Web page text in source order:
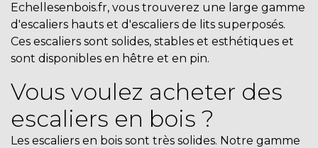
Echellesenbois.fr, vous trouverez une large gamme
d'escaliers hauts et d'escaliers de lits superposés.
Ces escaliers sont solides, stables et esthétiques et
sont disponibles en hêtre et en pin.
Vous voulez acheter des
escaliers en bois ?
Les escaliers en bois sont très solides. Notre gamme